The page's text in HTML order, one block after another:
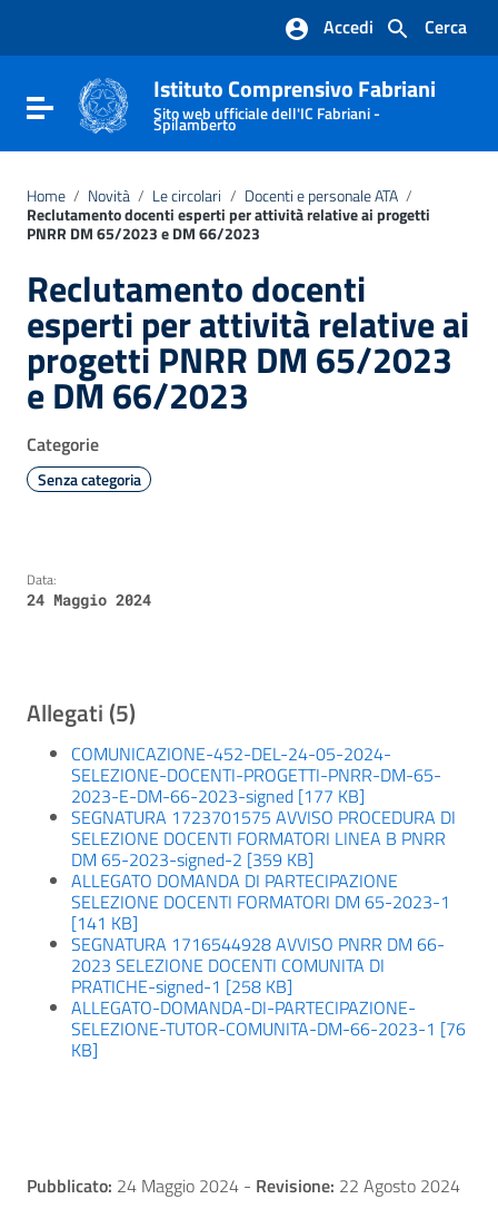
Vai al footer
Cerca
Accedi
Attiva / disattiva la navigazione
Istituto Comprensivo Fabriani
Sito web ufficiale dell'IC Fabriani -
Spilamberto
Home / Novità / Le circolari / Docenti e personale ATA /
Reclutamento docenti esperti per attività relative ai progetti
PNRR DM 65/2023 e DM 66/2023
Reclutamento docenti
esperti per attività relative ai
progetti PNRR DM 65/2023
e DM 66/2023
Categorie
Senza categoria
Data:
24 Maggio 2024
Allegati (5)
COMUNICAZIONE-452-DEL-24-05-2024-
SELEZIONE-DOCENTI-PROGETTI-PNRR-DM-65-
2023-E-DM-66-2023-signed [177 KB]
SEGNATURA 1723701575 AVVISO PROCEDURA DI
SELEZIONE DOCENTI FORMATORI LINEA B PNRR
DM 65-2023-signed-2 [359 KB]
ALLEGATO DOMANDA DI PARTECIPAZIONE
SELEZIONE DOCENTI FORMATORI DM 65-2023-1
[141 KB]
SEGNATURA 1716544928 AVVISO PNRR DM 66-
2023 SELEZIONE DOCENTI COMUNITA DI
PRATICHE-signed-1 [258 KB]
ALLEGATO-DOMANDA-DI-PARTECIPAZIONE-
SELEZIONE-TUTOR-COMUNITA-DM-66-2023-1 [76
KB]
Pubblicato: 24 Maggio 2024 - Revisione: 22 Agosto 2024